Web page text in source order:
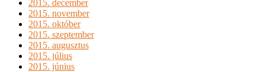
2015. december
2015. november
2015. október
2015. szeptember
2015. augusztus
2015. július
2015. június